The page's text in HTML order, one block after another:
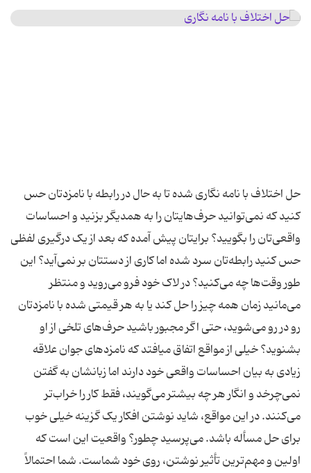
حل اختلاف با نامه نگاری شده تا به حال در رابطه با نامزدتان حس
کنید که نمی‌توانید حرف‌هایتان را به همدیگر بزنید و احساسات
واقعی‌تان را بگویید؟ برایتان پیش آمده که بعد از یک درگیری لفظی
حس کنید رابطه‌تان سرد شده اما کاری از دستتان بر نمی‌آید؟ این
طور وقت‌ها چه می‌کنید؟ در لاک خود فرو می‌روید و منتظر
می‌مانید زمان همه چیز را حل کند یا به هر قیمتی شده با نامزدتان
رو در رو می‌شوید، حتی اگر مجبور باشید حرف‌های تلخی از او
بشنوید؟ خیلی از مواقع اتفاق میافتد که نامزدهای جوان علاقه
زیادی به بیان احساسات واقعی خود دارند اما زبانشان به گفتن
نمی‌چرخد و انگار هر چه بیشتر می‌گویند، فقط کار را خراب‌تر
می‌کنند. در این مواقع، شاید نوشتن افکار یک گزینه خیلی خوب
برای حل مسأله باشد. می‌پرسید چطور؟ واقعیت این است که
اولین و مهم‌ترین تأثیر نوشتن، روی خود شماست. شما احتمالاً